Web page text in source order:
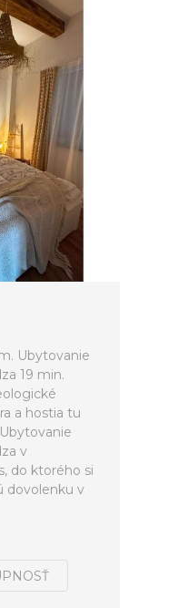
Ubytovanie
19 min.
a hostia tu
v
do ktorého si
dovolenku v